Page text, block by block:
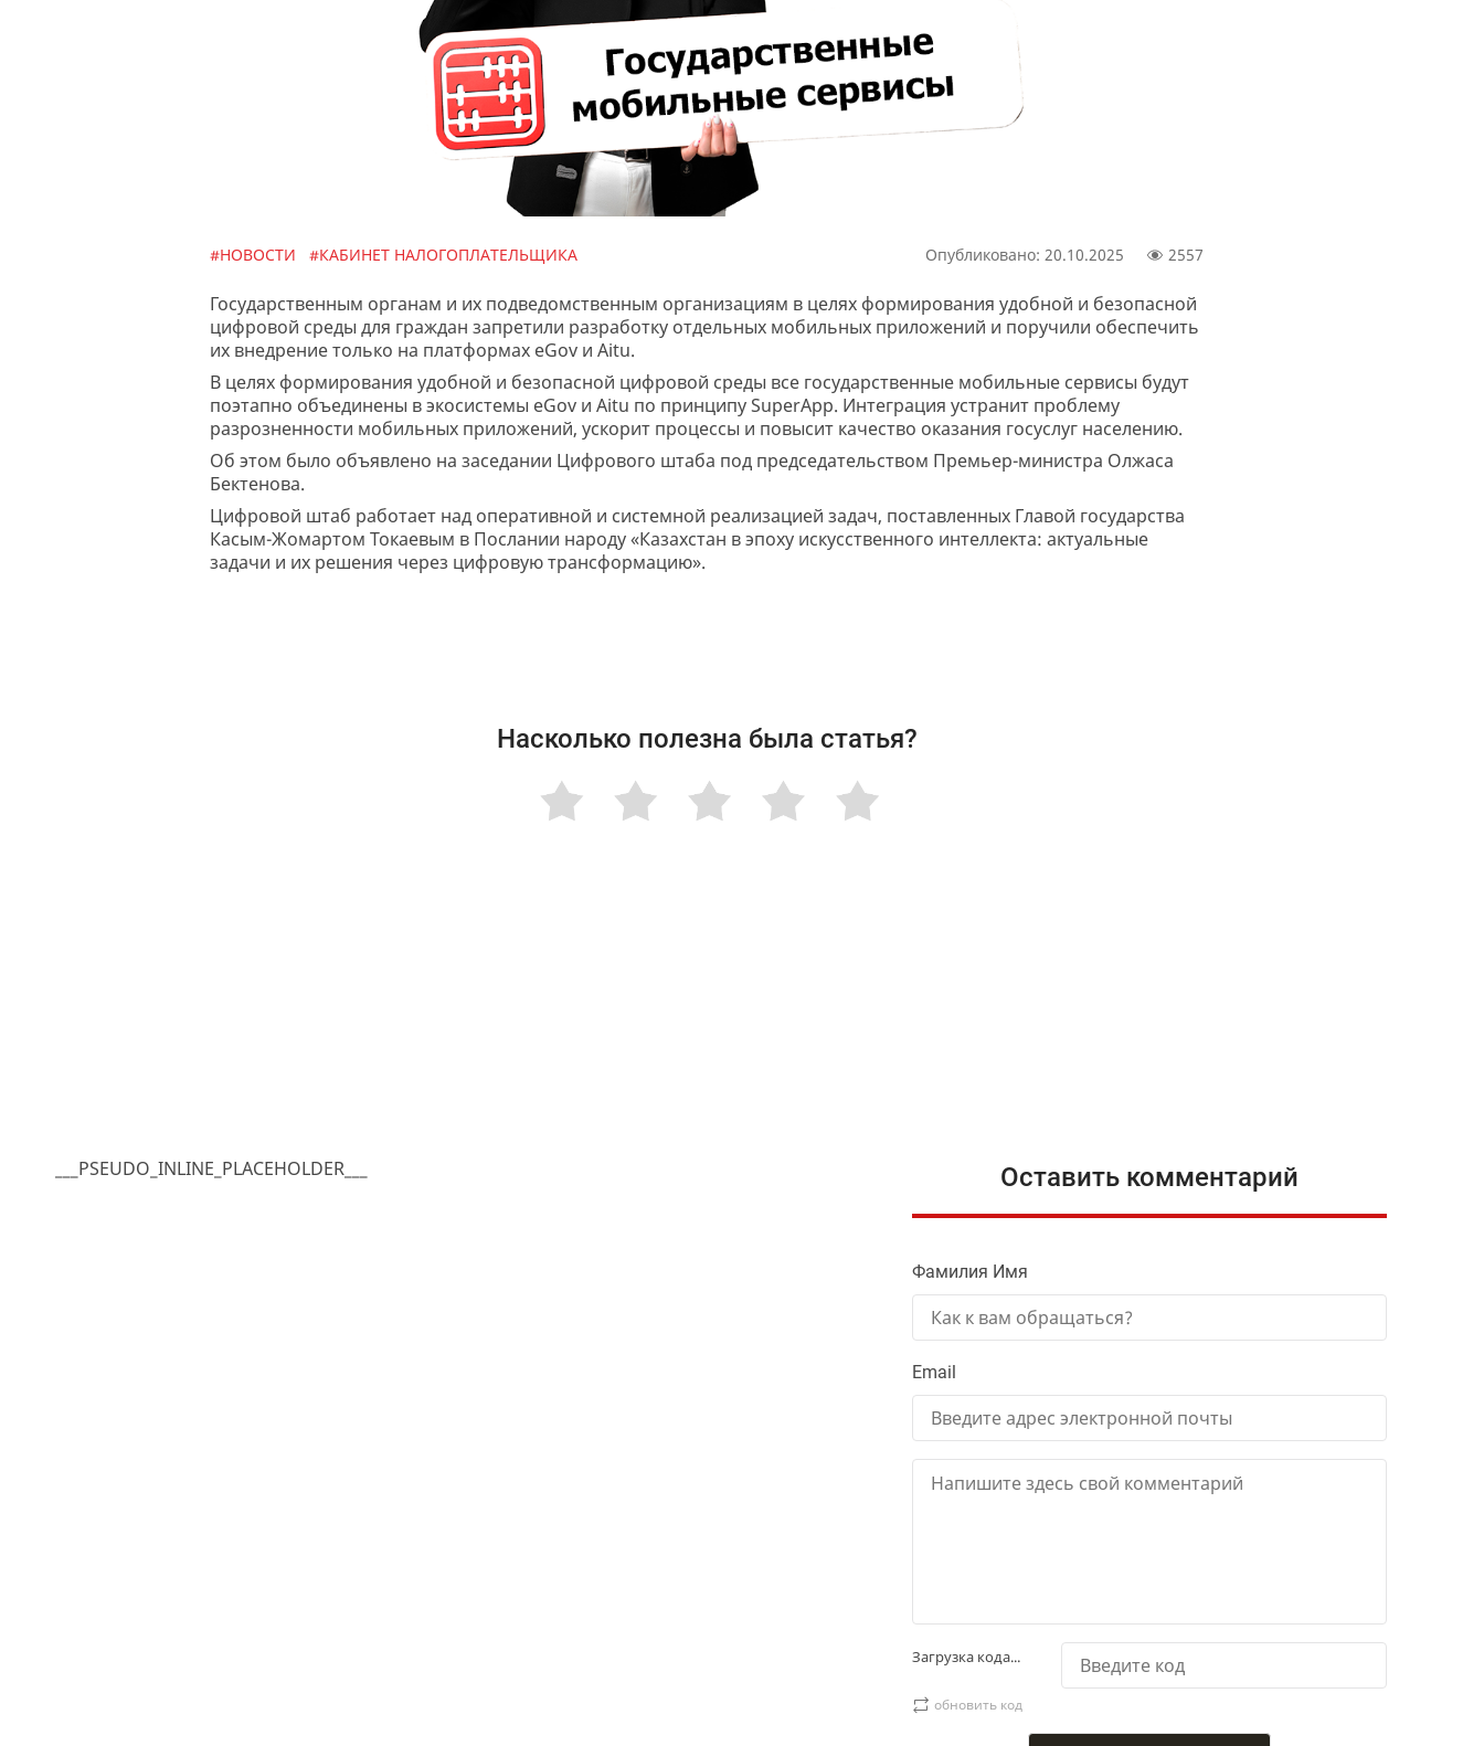
#НОВОСТИ #КАБИНЕТ НАЛОГОПЛАТЕЛЬЩИКА Опубликовано: 20.10.2025 2557
Государственным органам и их подведомственным организациям в целях формирования удобной и безопасной
цифровой среды для граждан запретили разработку отдельных мобильных приложений и поручили обеспечить
их внедрение только на платформах eGov и Aitu.
В целях формирования удобной и безопасной цифровой среды все государственные мобильные сервисы будут
поэтапно объединены в экосистемы eGov и Aitu по принципу SuperApp. Интеграция устранит проблему
разрозненности мобильных приложений, ускорит процессы и повысит качество оказания госуслуг населению.
Об этом было объявлено на заседании Цифрового штаба под председательством Премьер-министра Олжаса
Бектенова.
Цифровой штаб работает над оперативной и системной реализацией задач, поставленных Главой государства
Касым-Жомартом Токаевым в Послании народу «Казахстан в эпоху искусственного интеллекта: актуальные
задачи и их решения через цифровую трансформацию».
Насколько полезна была статья?
___PSEUDO_INLINE_PLACEHOLDER___ Оставить комментарий
Фамилия Имя
Email
Загрузка кода...
обновить код